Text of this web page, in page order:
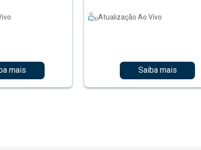
mais
Atualização Ao Vivo
Saiba mais